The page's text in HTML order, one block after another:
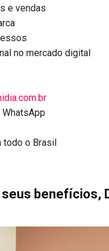
e vendas
no mercado digital
o Brasil
benefícios,